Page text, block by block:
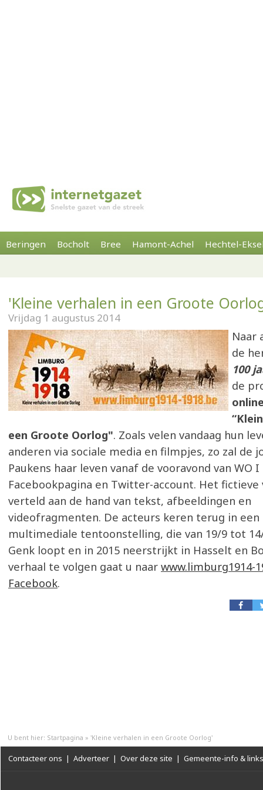
Beringen Bocholt Bree Hamont-Achel Hechtel-
'Kleine verhalen in een Groote
Vrijdag 1 augustus 2014
Naar
de
100
de
een Groote Oorlog". Zoals velen vandaag hun
anderen via sociale media en filmpjes, zo zal de
Paukens haar leven vanaf de vooravond van WO
Facebookpagina en Twitter-account. Het
verteld aan de hand van tekst, afbeeldingen en
videofragmenten. De acteurs keren terug in een
multimediale tentoonstelling, die van 19/9 tot
Genk loopt en in 2015 neerstrijkt in Hasselt en
verhaal te volgen gaat u naar www.limburg1914-
Facebook.
U bent hier: Startpagina » 'Kleine verhalen in een Groote Oorlog'
Contacteer ons | Adverteer | Over deze site | Gemeente-info & links